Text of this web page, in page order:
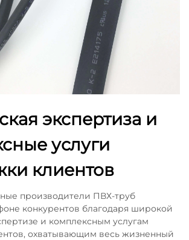
экспертиза и
услуги
клиентов
производители ПВХ-труб
конкурентов благодаря широкой
и комплексным услугам
охватывающим весь жизненный